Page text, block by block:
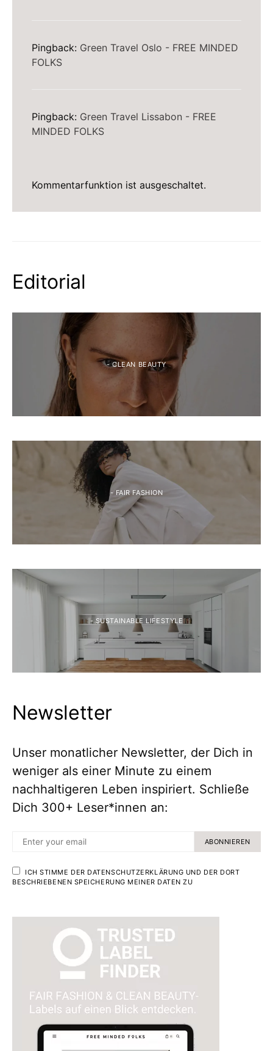
Pingback: Green Travel Oslo - FREE MINDED
FOLKS
Pingback: Green Travel Lissabon - FREE
MINDED FOLKS
Kommentarfunktion ist ausgeschaltet.
Editorial
- CLEAN BEAUTY
- FAIR FASHION
- SUSTAINABLE LIFESTYLE
Newsletter
Unser monatlicher Newsletter, der Dich in
weniger als einer Minute zu einem
nachhaltigeren Leben inspiriert. Schließe
Dich 300+ Leser*innen an:
ABONNIEREN
ICH STIMME DER DATENSCHUTZERKLÄRUNG UND DER DORT
BESCHRIEBENEN SPEICHERUNG MEINER DATEN ZU